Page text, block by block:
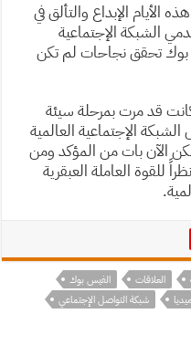
الأيام الإبداع والتألق في
الشبكة الإجتماعية
بوك تحقق نجاحات لم تكن
قد مرت بمرحلة سيئة
الإجتماعية العالمية
الآن بات من المؤكد ومن
للقوة العاملة العبقرية
العلاقات
الفيس بوك
شبكة التواصل الإجتماعي